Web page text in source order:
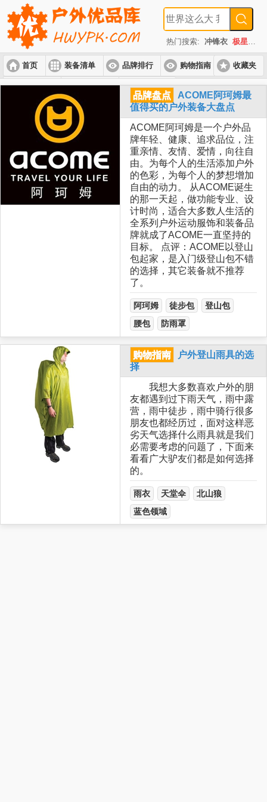
热门搜索: 冲锋衣 极星
首页 装备清单 品牌排行 购物指南
入门套装 进阶套装 高端套装
收藏夹
品牌盘点
ACOME阿珂姆最
值得买的户外装备大盘点
ACOME阿珂姆是一个户外品
牌年轻、健康、追求品位，注
重亲情、友情、爱情，向往自
由。为每个人的生活添加户外
的色彩，为每个人的梦想增加
自由的动力。 从ACOME诞生
的那一天起，做功能专业、设
计时尚，适合大多数人生活的
全系列户外运动服饰和装备品
牌就成了ACOME一直坚持的
目标。 点评：ACOME以登山
包起家，是入门级登山包不错
的选择，其它装备就不推荐
了。
阿珂姆 徒步包
登山包
腰包
防雨罩
购物指南
户外登山雨具的选
择
我想大多数喜欢户外的朋
友都遇到过下雨天气，雨中露
营，雨中徒步，雨中骑行很多
朋友也都经历过，面对这样恶
劣天气选择什么雨具就是我们
必需要考虑的问题了，下面来
看看广大驴友们都是如何选择
的。
雨衣 天堂伞
北山狼
蓝色领域